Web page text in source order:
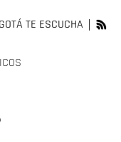
TE ESCUCHA